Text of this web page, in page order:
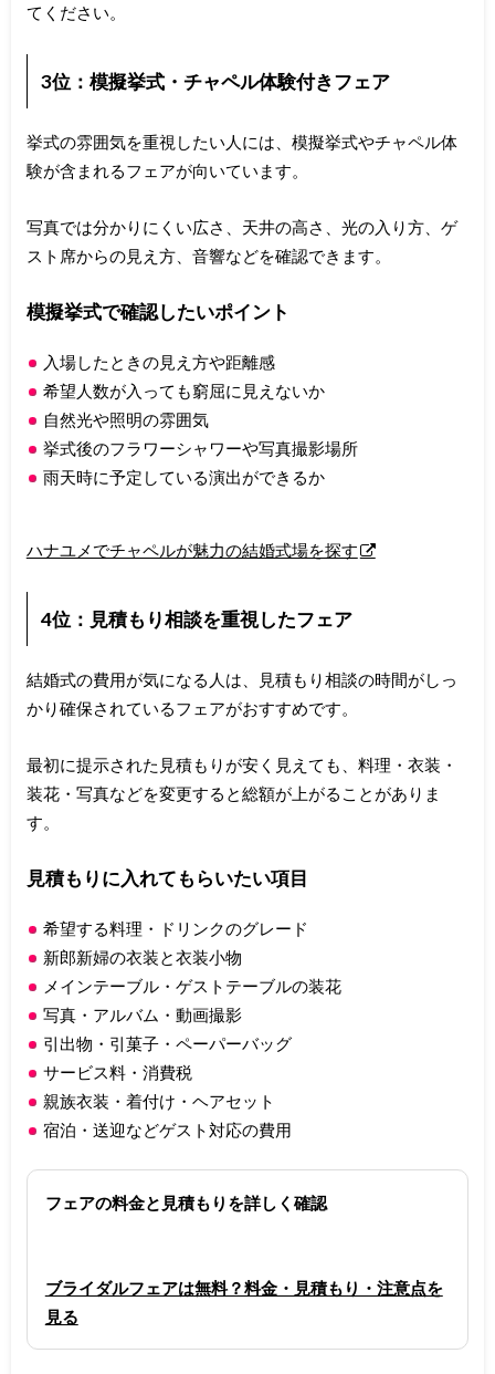
てください。
3位：模擬挙式・チャペル体験付きフェア
挙式の雰囲気を重視したい人には、模擬挙式やチャペル体
験が含まれるフェアが向いています。
写真では分かりにくい広さ、天井の高さ、光の入り方、ゲ
スト席からの見え方、音響などを確認できます。
模擬挙式で確認したいポイント
入場したときの見え方や距離感
希望人数が入っても窮屈に見えないか
自然光や照明の雰囲気
挙式後のフラワーシャワーや写真撮影場所
雨天時に予定している演出ができるか
ハナユメでチャペルが魅力の結婚式場を探す
4位：見積もり相談を重視したフェア
結婚式の費用が気になる人は、見積もり相談の時間がしっ
かり確保されているフェアがおすすめです。
最初に提示された見積もりが安く見えても、料理・衣装・
装花・写真などを変更すると総額が上がることがありま
す。
見積もりに入れてもらいたい項目
希望する料理・ドリンクのグレード
新郎新婦の衣装と衣装小物
メインテーブル・ゲストテーブルの装花
写真・アルバム・動画撮影
引出物・引菓子・ペーパーバッグ
サービス料・消費税
親族衣装・着付け・ヘアセット
宿泊・送迎などゲスト対応の費用
フェアの料金と見積もりを詳しく確認
ブライダルフェアは無料？料金・見積もり・注意点を
見る